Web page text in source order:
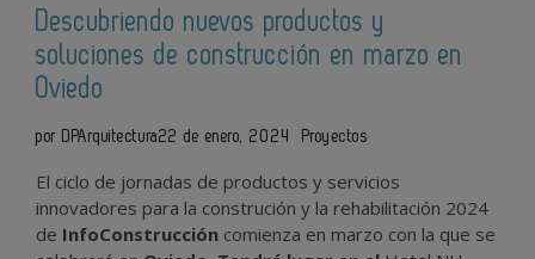
Descubriendo nuevos productos y
soluciones de construcción en marzo en
Oviedo
por DPArquitectura22 de enero, 2024 Proyectos
El ciclo de jornadas de productos y servicios
innovadores para la construción y la rehabilitación 2024
de InfoConstrucción comienza en marzo con la que se